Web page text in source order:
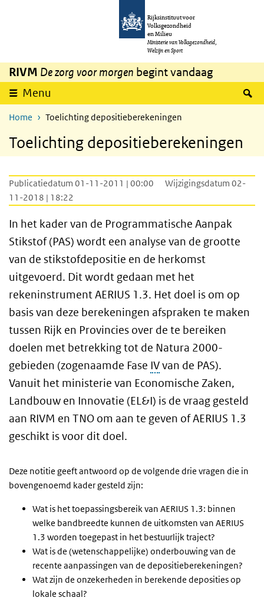
Overslaan en naar de inhoud gaan
Rijksinstituut voor
Volksgezondheid
en Milieu
Ministerie van Volksgezondheid,
Welzijn en Sport
RIVM De zorg voor morgen begint vandaag
Menu
Home Toelichting depositieberekeningen
Toelichting depositieberekeningen
Publicatiedatum 01-11-2011 | 00:00
Wijzigingsdatum 02-
11-2018 | 18:22
In het kader van de Programmatische Aanpak
Stikstof (PAS) wordt een analyse van de grootte
van de stikstofdepositie en de herkomst
uitgevoerd. Dit wordt gedaan met het
rekeninstrument AERIUS 1.3. Het doel is om op
basis van deze berekeningen afspraken te maken
tussen Rijk en Provincies over de te bereiken
doelen met betrekking tot de Natura 2000-
gebieden (zogenaamde Fase IVvan de PAS).
Vanuit het ministerie van Economische Zaken,
Landbouw en Innovatie (EL&I) is de vraag gesteld
aan RIVM en TNO om aan te geven of AERIUS 1.3
geschikt is voor dit doel.
Deze notitie geeft antwoord op de volgende drie vragen die in
bovengenoemd kader gesteld zijn:
Wat is het toepassingsbereik van AERIUS 1.3: binnen
welke bandbreedte kunnen de uitkomsten van AERIUS
1.3 worden toegepast in het bestuurlijk traject?
Wat is de (wetenschappelijke) onderbouwing van de
recente aanpassingen van de depositieberekeningen?
Wat zijn de onzekerheden in berekende deposities op
lokale schaal?